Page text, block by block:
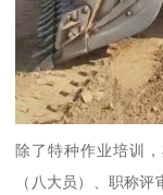
除了特种作业培训
（八大员）、职称